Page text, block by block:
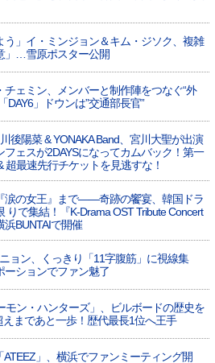
う」イ・ミンジョン＆キム・ジソク、複雑
」…雪原ポスター公開
チェミン、メンバーと制作陣をつなぐ“外
」ドウンは”交通部長官”
後陽菜 & YONAKA Band、宮川大聖が出演
ェスが2DAYSになってカムバック！第一
超最速先行チケットを見逃すな！
涙の女王』まで――奇跡の饗宴、韓国ドラ
りで集結！『K-Drama OST Tribute Concert
浜BUNTAIで開催
ョン、くっきり「11字腹筋」に視線集
ションでファン魅了
モン・ハンターズ」、ビルボードの歴史を
まであと一歩！歴代最長1位へ王手
ATEEZ」、横浜でファンミーティング開